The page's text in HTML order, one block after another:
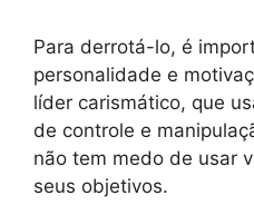
Para derrotá-lo, é
personalidade e
líder carismático, que
de controle e
não tem medo de usar
seus objetivos.